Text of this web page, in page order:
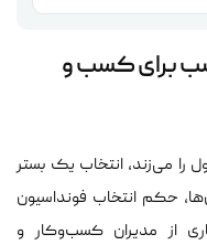
برای کسب و
را می‌زند، انتخاب یک بستر
حکم انتخاب فونداسیون
از مدیران کسب‌وکار و